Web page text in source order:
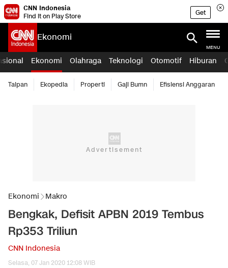
CNN Indonesia
Find it on Play Store
Get
Ekonomi
MENU
Ekonomi Olahraga Teknologi Otomotif Hiburan
Taipan Ekopedia Properti Gaji Bumn Efisiensi Anggaran
Ekonomi Makro
Bengkak, Defisit APBN 2019 Tembus
Rp353 Triliun
CNN Indonesia
Selasa, 07 Jan 2020 12:08 WIB